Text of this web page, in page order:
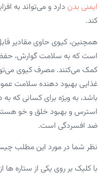
ایمنی بدن دارد و می‌تواند به
کند.
است که به سلامت گوارش،
کمک می‌کنند. مصرف کیوی
غذایی بهبود دهنده سلامت
باشد، به ویژه برای کسانی که
استرس و بهبود خلق و خو
ضد افسردگی است.
نظر شما در مورد این مطلب
با کلیک بر روی یکی از ستاره ها از ۱ تا ۵ امتیاز دهید :